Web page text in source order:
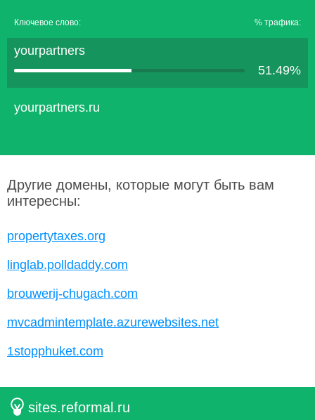
Ключевое слово: % трафика:
yourpartners
51.49%
yourpartners.ru
Другие домены, которые могут быть вам
интересны:
propertytaxes.org
linglab.polldaddy.com
brouwerij-chugach.com
mvcadmintemplate.azurewebsites.net
1stopphuket.com
sites.reformal.ru